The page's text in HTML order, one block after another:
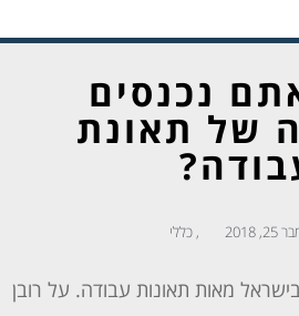
נכנסים
של תאונת
2018
, כללי
מאות תאונות עבודה. על רובן